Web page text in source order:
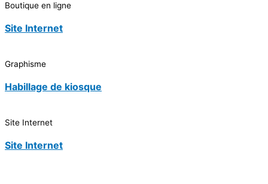
Boutique en ligne
Site Internet
Graphisme
Habillage de kiosque
Site Internet
Site Internet